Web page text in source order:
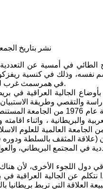
نشر بتاريخ الجمعة, 05 تموز/يوليو
د. عبد الحسين صالح الطائي في أمسية عن
نفسه، وذلك في كنسية
في همرسمث غرب لندن.
الجالية العراقية في
ثم عرف جمهور الامسية بالمحاضر فهو حاصل على
بريطانيا عام 1993 وعمل في المدارس العربية
المثقف بالسلطة ودوره في
في المجتمع البريطاني،
دول اللجوء الأخرى، لأن
فإذا نتكلم عن الجالية